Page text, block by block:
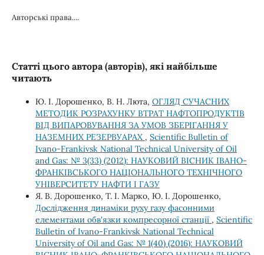
Авторські права....
Статті цього автора (авторів), які найбільше
читають
Ю. І. Дорошенко, В. Н. Люта, ОГЛЯД СУЧАСНИХ
МЕТОДИК РОЗРАХУНКУ ВТРАТ НАФТОПРОДУКТІВ
ВІД ВИПАРОВУВАННЯ ЗА УМОВ ЗБЕРІГАННЯ У
НАЗЕМНИХ РЕЗЕРВУАРАХ , Scientific Bulletin of
Ivano-Frankivsk National Technical University of Oil
and Gas: № 3(33) (2012): НАУКОВИЙ ВІСНИК ІВАНО-
ФРАНКІВСЬКОГО НАЦІОНАЛЬНОГО ТЕХНІЧНОГО
УНІВЕРСИТЕТУ НАФТИ І ГАЗУ
Я. В. Дорошенко, Т. І. Марко, Ю. І. Дорошенко,
Дослідження динаміки руху газу фасонними
елементами обв'язки компресорної станції , Scientific
Bulletin of Ivano-Frankivsk National Technical
University of Oil and Gas: № 1(40) (2016): НАУКОВИЙ